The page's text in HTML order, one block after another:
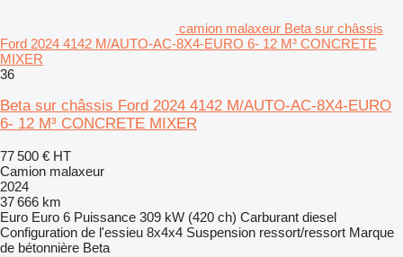
camion malaxeur Beta sur châssis
Ford 2024 4142 M/AUTO-AC-8X4-EURO 6- 12 M³ CONCRETE
MIXER
36
Beta sur châssis Ford 2024 4142 M/AUTO-AC-8X4-EURO
6- 12 M³ CONCRETE MIXER
77 500 € HT
Camion malaxeur
2024
37 666 km
Euro Euro 6 Puissance 309 kW (420 ch) Carburant diesel
Configuration de l'essieu 8x4x4 Suspension ressort/ressort Marque
de bétonnière Beta